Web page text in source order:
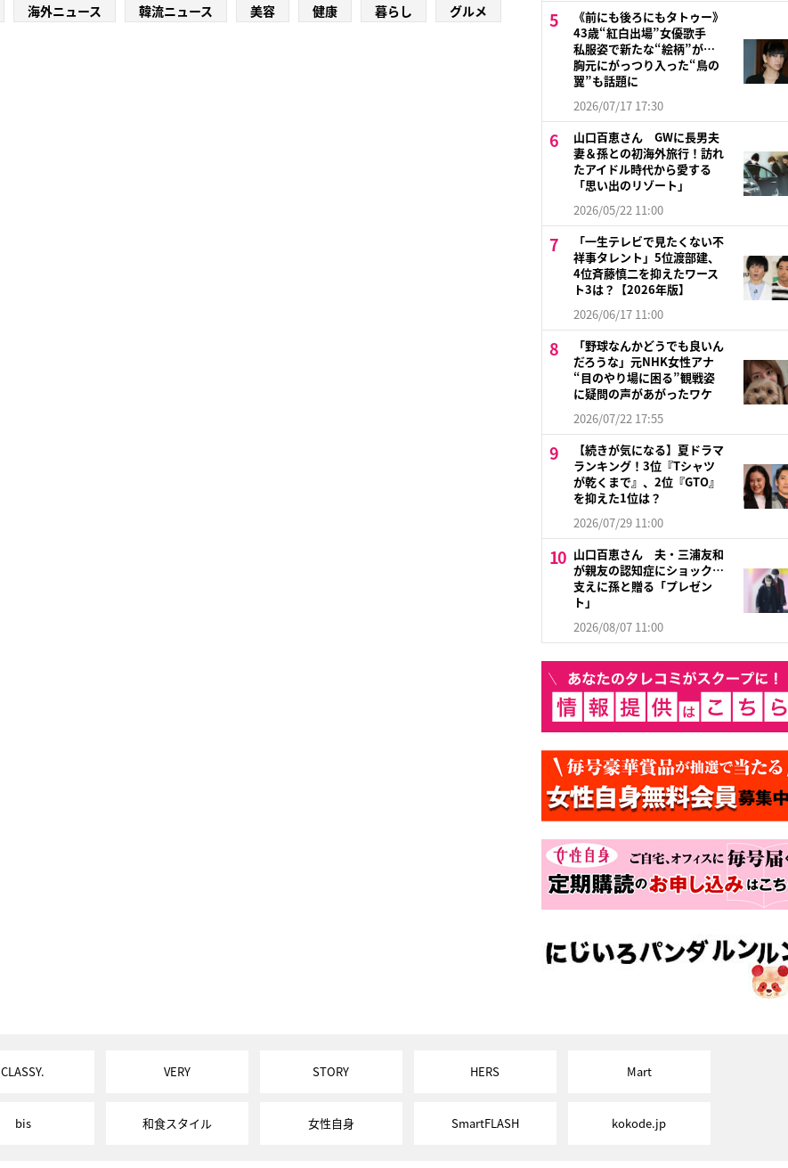
海外ニュース 韓流ニュース 美容 健康 暮らし グルメ
《前にも後ろにもタトゥー》
43歳“紅白出場”女優歌手
私服姿で新たな“絵柄”が…
胸元にがっつり入った“鳥の
翼”も話題に
2026/07/17 17:30
山口百恵さん GWに長男夫
妻＆孫との初海外旅行！訪れ
たアイドル時代から愛する
「思い出のリゾート」
2026/05/22 11:00
「一生テレビで見たくない不
祥事タレント」5位渡部建、
4位斉藤慎二を抑えたワース
ト3は？【2026年版】
2026/06/17 11:00
「野球なんかどうでも良いん
だろうな」元NHK女性アナ
“目のやり場に困る”観戦姿
に疑問の声があがったワケ
2026/07/22 17:55
【続きが気になる】夏ドラマ
ランキング！3位『Tシャツ
が乾くまで』、2位『GTO』
を抑えた1位は？
2026/07/29 11:00
山口百恵さん 夫・三浦友和
が親友の認知症にショック…
支えに孫と贈る「プレゼン
ト」
2026/08/07 11:00
CLASSY. VERY STORY HERS Mart
bis 和食スタイル 女性自身 SmartFLASH kokode.jp